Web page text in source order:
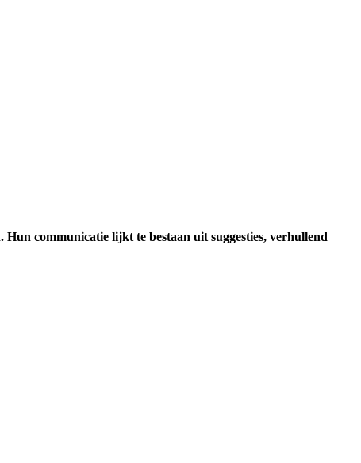
communicatie lijkt te bestaan uit suggesties, verhullend